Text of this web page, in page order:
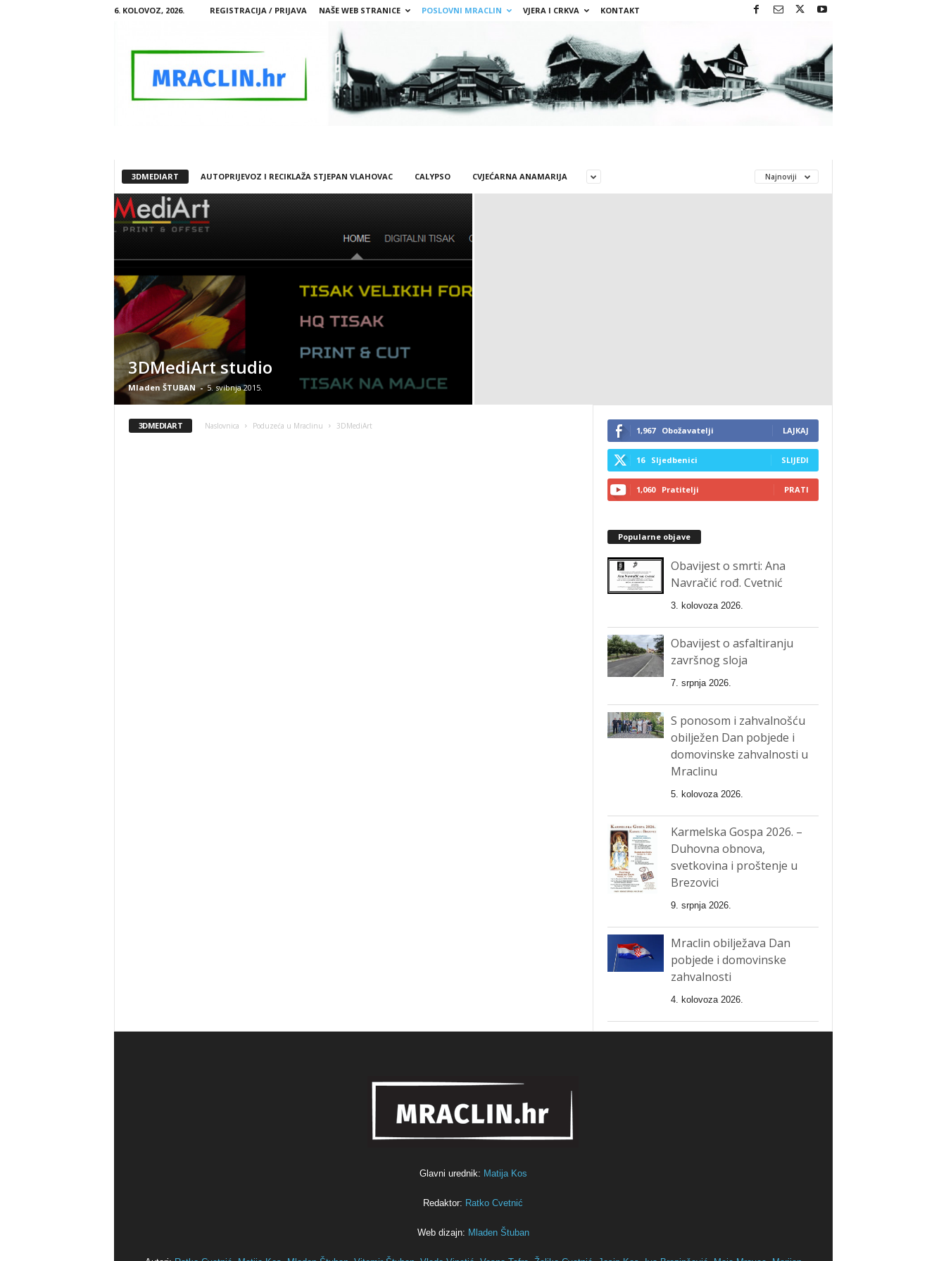
6. KOLOVOZ, 2026. REGISTRACIJA / PRIJAVA NAŠE WEB STRANICE POSLOVNI MRACLIN VJERA I CRKVA KONTAKT
A
L
I
N
.
3DMEDIART AUTOPRIJEVOZ I RECIKLAŽA STJEPAN VLAHOVAC CALYPSO CVJEĆARNA ANAMARIJA Najnoviji
3DMediArt studio
Mladen ŠTUBAN - 5. svibnja 2015.
3DMEDIART Naslovnica Poduzeća u Mraclinu 3DMediArt 1,967 Obožavatelji LAJKAJ
16 Sljedbenici SLIJEDI
1,060 Pratitelji PRATI
Popularne objave
Obavijest o smrti: Ana
Navračić rođ. Cvetnić
3. kolovoza 2026.
Obavijest o asfaltiranju
završnog sloja
7. srpnja 2026.
S ponosom i zahvalnošću
obilježen Dan pobjede i
domovinske zahvalnosti u
Mraclinu
5. kolovoza 2026.
Karmelska Gospa 2026. –
Duhovna obnova,
svetkovina i proštenje u
Brezovici
9. srpnja 2026.
Mraclin obilježava Dan
pobjede i domovinske
zahvalnosti
4. kolovoza 2026.
Glavni urednik: Matija Kos
Redaktor: Ratko Cvetnić
Web dizajn: Mladen Štuban